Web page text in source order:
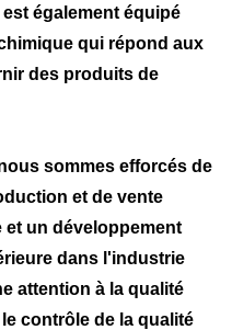
également équipé
qui répond aux
des produits de
sommes efforcés de
et de vente
et un développement
dans l'industrie
attention à la qualité
contrôle de la qualité